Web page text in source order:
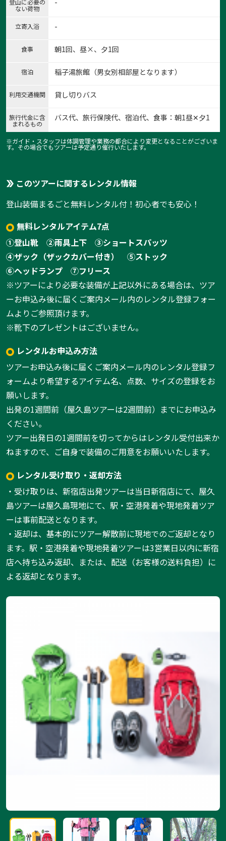
登山に必要の
ない荷物
-
立寄入浴 -
食事 朝1回、昼×、夕1回
宿泊 稲子湯旅館（男女別相部屋となります）
利用交通機関 貸し切りバス
旅行代金に含
まれるもの
バス代、旅行保険代、宿泊代、食事：朝1昼✕夕1
※ガイド・スタッフは体調管理や業務の都合により変更となることがございま
す。その場合でもツアーは予定通り催行いたします。
このツアーに関するレンタル情報
登山装備まるごと無料レンタル付！初心者でも安心！
無料レンタルアイテム7点
①登山靴
②雨具上下
③ショートスパッツ
④ザック（ザックカバー付き）
⑤ストック
⑥ヘッドランプ
⑦フリース
※ツアーにより必要な装備が上記以外にある場合は、ツア
ーお申込み後に届くご案内メール内のレンタル登録フォー
ムよりご参照頂けます。
※靴下のプレゼントはございません。
レンタルお申込み方法
ツアーお申込み後に届くご案内メール内のレンタル登録フ
ォームより希望するアイテム名、点数、サイズの登録をお
願いします。
出発の1週間前（屋久島ツアーは2週間前）までにお申込み
ください。
ツアー出発日の1週間前を切ってからはレンタル受付出来か
ねますので、ご自身で装備のご用意をお願いいたします。
レンタル受け取り・返却方法
・受け取りは、新宿店出発ツアーは当日新宿店にて、屋久
島ツアーは屋久島現地にて、駅・空港発着や現地発着ツア
ーは事前配送となります。
・返却は、基本的にツアー解散前に現地でのご返却となり
ます。駅・空港発着や現地発着ツアーは3営業日以内に新宿
店へ持ち込み返却、または、配送（お客様の送料負担）に
よる返却となります。
1/11